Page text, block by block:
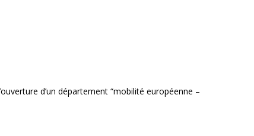
d’un département “mobilité européenne –